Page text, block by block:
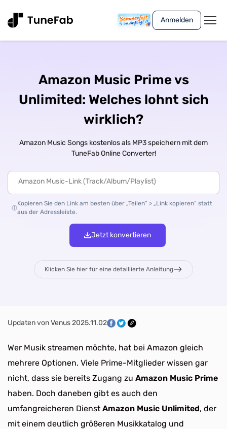
Anmelden
Amazon Music Prime vs
Unlimited: Welches lohnt sich
wirklich?
Amazon Music Songs kostenlos als MP3 speichern mit dem
TuneFab Online Converter!
Kopieren Sie den Link am besten über „Teilen“ > „Link kopieren“ statt
aus der Adressleiste.
Jetzt konvertieren
Klicken Sie hier für eine detaillierte Anleitung
Updaten von Venus 2025.11.02
Wer Musik streamen möchte, hat bei Amazon gleich
mehrere Optionen. Viele Prime-Mitglieder wissen gar
nicht, dass sie bereits Zugang zu Amazon Music Prime
haben. Doch daneben gibt es auch den
umfangreicheren Dienst Amazon Music Unlimited, der
mit einem deutlich größeren Musikkatalog und